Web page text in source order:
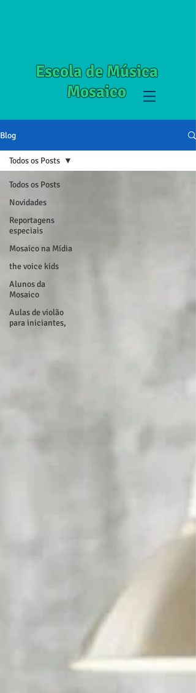
Escola de Música
Mosaico
Blog
Todos os Posts
Novidades
Reportagens
especiais
Mosaico na Mídia
the voice kids
Alunos da
Mosaico
Aulas de violão
para iniciantes,
Todos os Posts